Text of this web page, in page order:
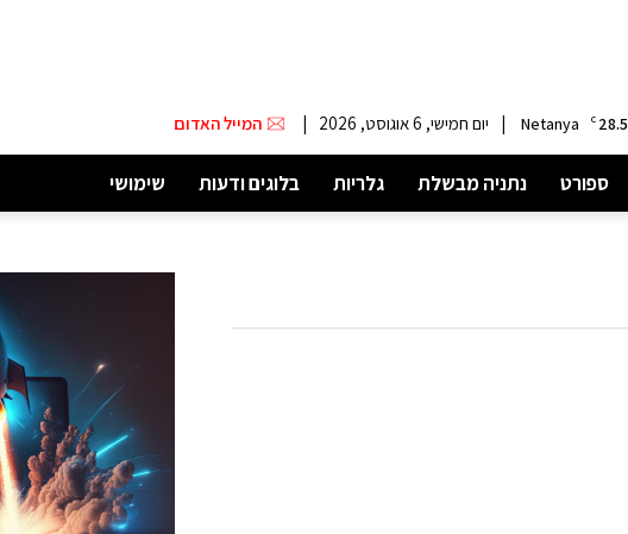
28.5
C
Netanya
| יום חמישי, 6 אוגוסט, 2026 | המייל האדום
ספורט נתניה מבשלת גלריות בלוגים ודעות שימושי